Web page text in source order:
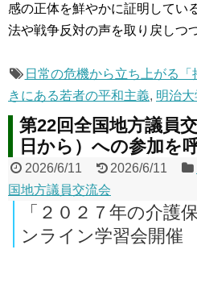
感の正体を鮮やかに証明してい
法や戦争反対の声を取り戻しつ
日常の危機から立ち上がる「
きにある若者の平和主義, 明治
第22回全国地方議員
日から）への参加を
2026/6/11 2026/6/11
国地方議員交流会
「２０２７年の介護
ンライン学習会開催